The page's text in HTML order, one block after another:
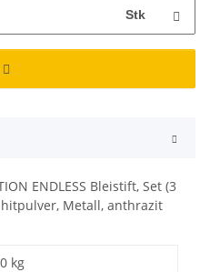
Stk
ENDLESS Bleistift, Set (3
Metall, anthrazit
kg